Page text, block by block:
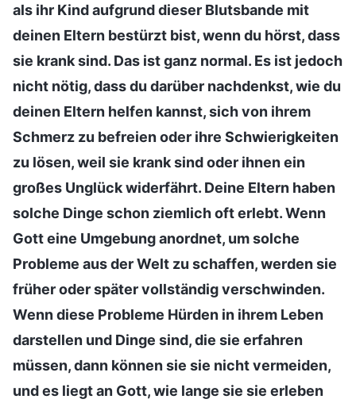
als ihr Kind aufgrund dieser Blutsbande mit
deinen Eltern bestürzt bist, wenn du hörst, dass
sie krank sind. Das ist ganz normal. Es ist jedoch
nicht nötig, dass du darüber nachdenkst, wie du
deinen Eltern helfen kannst, sich von ihrem
Schmerz zu befreien oder ihre Schwierigkeiten
zu lösen, weil sie krank sind oder ihnen ein
großes Unglück widerfährt. Deine Eltern haben
solche Dinge schon ziemlich oft erlebt. Wenn
Gott eine Umgebung anordnet, um solche
Probleme aus der Welt zu schaffen, werden sie
früher oder später vollständig verschwinden.
Wenn diese Probleme Hürden in ihrem Leben
darstellen und Dinge sind, die sie erfahren
müssen, dann können sie sie nicht vermeiden,
und es liegt an Gott, wie lange sie sie erleben